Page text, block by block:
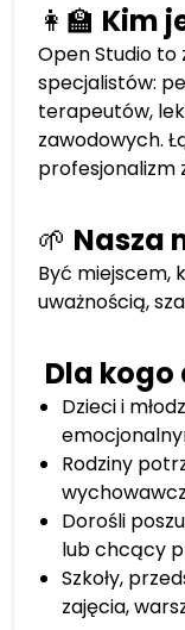
👩‍🏫 Kim
Open Studio to
specjalistów:
terapeutów,
zawodowych.
profesjonalizm
🌱 Nasza
Być miejscem,
uważnością,
Dla kogo
Dzieci i
Rodziny
Dorośli
lub chcący
Szkoły,
zajęcia,